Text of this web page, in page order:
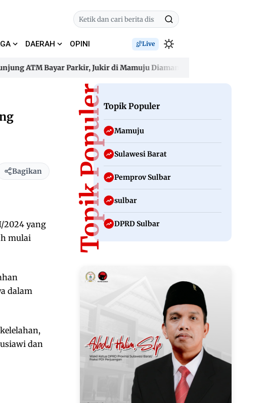
DAERAH OPINI Live
ATM Bayar Parkir, Jukir di Mamuju Diamankan Polisi
ATM Bayar Parkir, Jukir di Mamuju Diamankan Polisi
Bagikan
2024 yang
mulai
dalam
dan
Topik PopulerTopik Populer
Mamuju
Sulawesi Barat
Pemprov Sulbar
sulbar
DPRD Sulbar